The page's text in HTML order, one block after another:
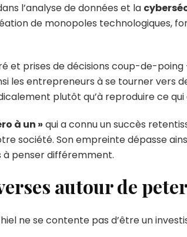
l’analyse de données et la
de monopoles technologiques,
prises de décisions coup-de-poing
les entrepreneurs à se tourner
plutôt qu’à reproduire ce qui
à un » qui a connu un succès
société. Son empreinte dépasse
à penser différemment.
autour de
ne se contente pas d’être un